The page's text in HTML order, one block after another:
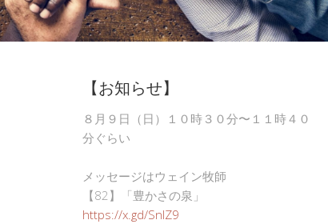
【お知らせ】
８月９日（日）１０時３０分〜１１時４０
分ぐらい
メッセージはウェイン牧師
【82】「豊かさの泉」
https://x.gd/SnlZ9